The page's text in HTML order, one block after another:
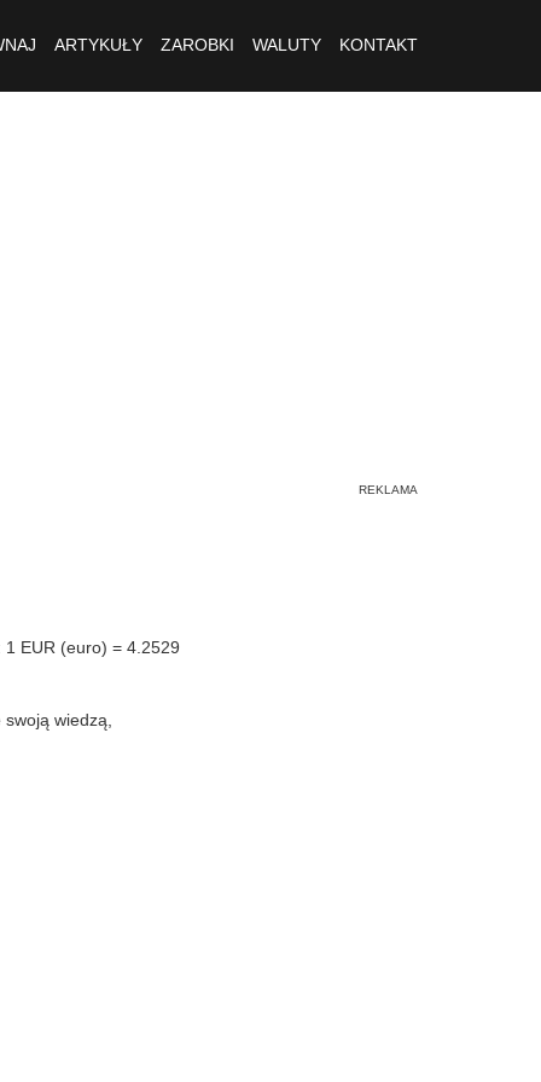
ARTYKUŁY ZAROBKI WALUTY KONTAKT
EUR (euro) = 4.2529
swoją wiedzą,